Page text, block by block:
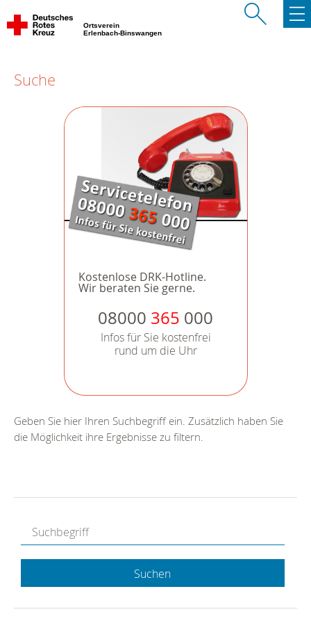
Ortsverein
Erlenbach-Binswangen
Suche
Kostenlose DRK-Hotline.
Wir beraten Sie gerne.
08000 365 000
Infos für Sie kostenfrei
rund um die Uhr
Geben Sie hier Ihren Suchbegriff ein. Zusätzlich haben Sie
die Möglichkeit ihre Ergebnisse zu filtern.
Suchen